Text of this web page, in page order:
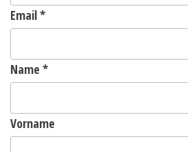
Email*
Name *
Vorname